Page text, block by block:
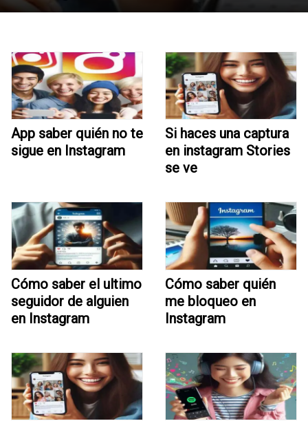
App saber quién no te
sigue en Instagram
Si haces una captura
en instagram Stories
se ve
Cómo saber el ultimo
seguidor de alguien
en Instagram
Cómo saber quién
me bloqueo en
Instagram